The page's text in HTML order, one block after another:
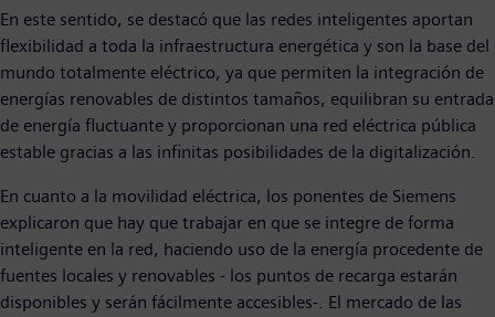
En este sentido, se destacó que las redes inteligentes aportan
flexibilidad a toda la infraestructura energética y son la base del
mundo totalmente eléctrico, ya que permiten la integración de
energías renovables de distintos tamaños, equilibran su entrada
de energía fluctuante y proporcionan una red eléctrica pública
estable gracias a las infinitas posibilidades de la digitalización.
En cuanto a la movilidad eléctrica, los ponentes de Siemens
explicaron que hay que trabajar en que se integre de forma
inteligente en la red, haciendo uso de la energía procedente de
fuentes locales y renovables - los puntos de recarga estarán
disponibles y serán fácilmente accesibles-. El mercado de las